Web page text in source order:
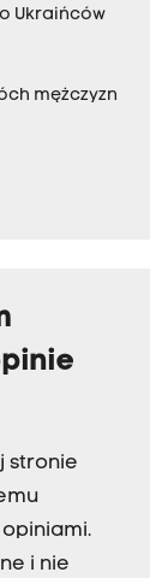
Ukraińców
mężczyzn
stronie
i nie